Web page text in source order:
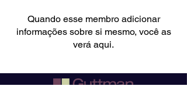
Quando esse membro adicionar
informações sobre si mesmo, você as
verá aqui.